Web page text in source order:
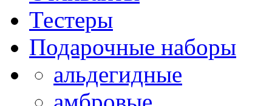
Тестеры
Подарочные наборы
альдегидные